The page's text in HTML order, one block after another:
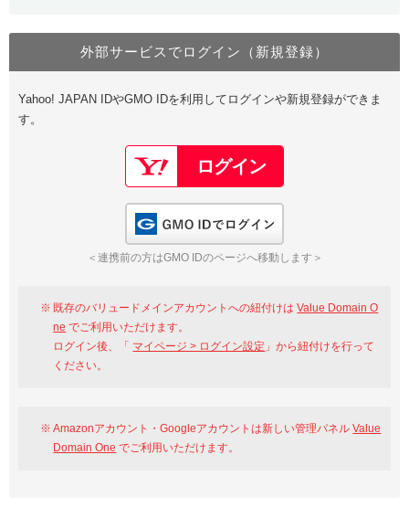
Value Domain Oneにログイン
Google
GMO ID Amazon
※AmazonはValue Domain Oneのログイン画面へ遷移します
Value Domain Oneアカウント作成
以下でも登録可能
Google Yahoo!
GMO ID
外部サービスでログイン（新規登録）
Yahoo! JAPAN IDやGMO IDを利用してログインや新規登録ができま
す。
＜連携前の方はGMO IDのページへ移動します＞
既存のバリュードメインアカウントへの紐付けはValue Domain O
ne でご利用いただけます。
ログイン後、「 マイページ > ログイン設定 」から紐付けを行って
ください。
Amazonアカウント・Googleアカウントは新しい管理パネルValue
Domain One でご利用いただけます。